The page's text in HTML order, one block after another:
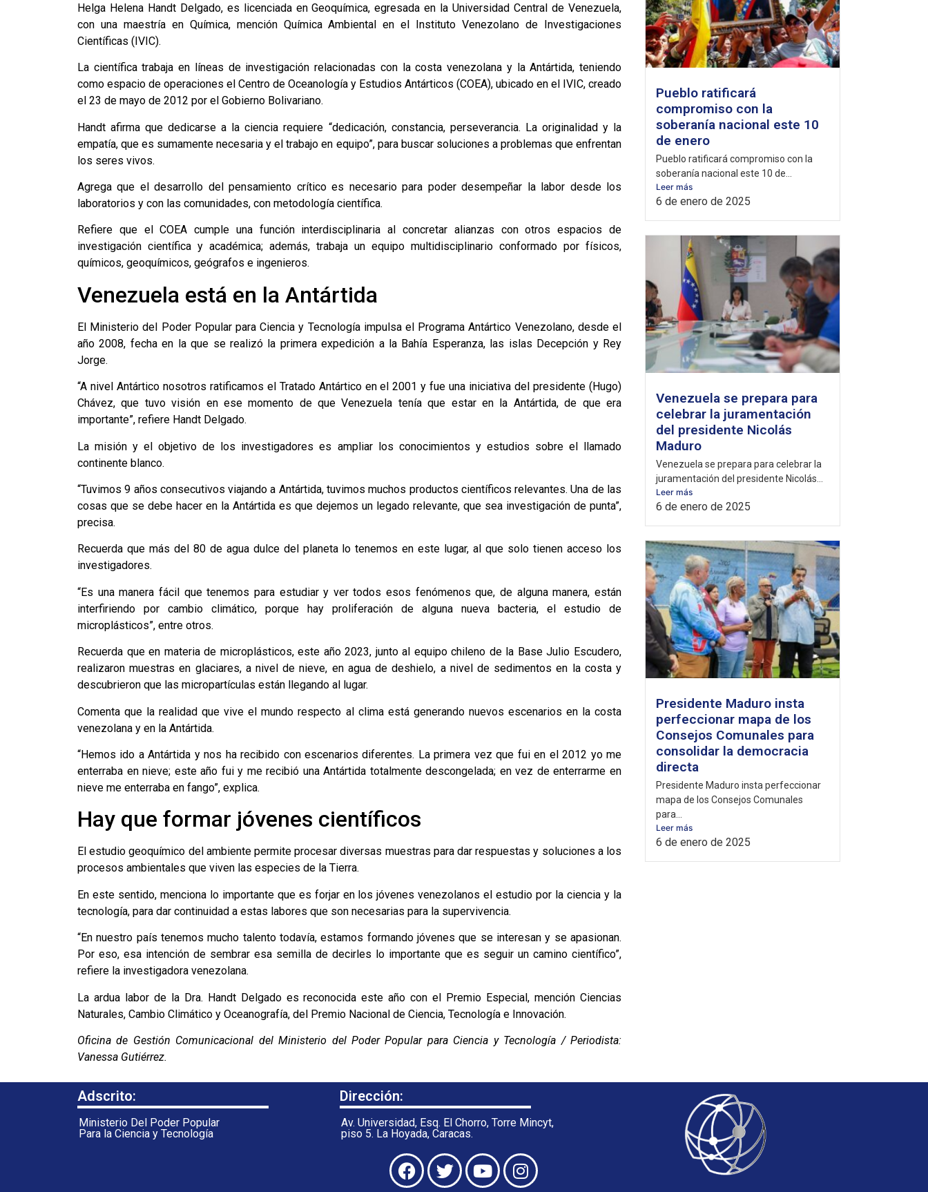
Helga Helena Handt Delgado, es licenciada en Geoquímica, egresada en la Universidad Central de Venezuela,
con una maestría en Química, mención Química Ambiental en el Instituto Venezolano de Investigaciones
Científicas (IVIC).
La científica trabaja en líneas de investigación relacionadas con la costa venezolana y la Antártida, teniendo
como espacio de operaciones el Centro de Oceanología y Estudios Antárticos (COEA), ubicado en el IVIC, creado
el 23 de mayo de 2012 por el Gobierno Bolivariano.
Handt afirma que dedicarse a la ciencia requiere “dedicación, constancia, perseverancia. La originalidad y la
empatía, que es sumamente necesaria y el trabajo en equipo”, para buscar soluciones a problemas que enfrentan
los seres vivos.
Agrega que el desarrollo del pensamiento crítico es necesario para poder desempeñar la labor desde los
laboratorios y con las comunidades, con metodología científica.
Refiere que el COEA cumple una función interdisciplinaria al concretar alianzas con otros espacios de
investigación científica y académica; además, trabaja un equipo multidisciplinario conformado por físicos,
químicos, geoquímicos, geógrafos e ingenieros.
Venezuela está en la Antártida
El Ministerio del Poder Popular para Ciencia y Tecnología impulsa el Programa Antártico Venezolano, desde el
año 2008, fecha en la que se realizó la primera expedición a la Bahía Esperanza, las islas Decepción y Rey
Jorge.
“A nivel Antártico nosotros ratificamos el Tratado Antártico en el 2001 y fue una iniciativa del presidente (Hugo)
Chávez, que tuvo visión en ese momento de que Venezuela tenía que estar en la Antártida, de que era
importante”, refiere Handt Delgado.
La misión y el objetivo de los investigadores es ampliar los conocimientos y estudios sobre el llamado
continente blanco.
“Tuvimos 9 años consecutivos viajando a Antártida, tuvimos muchos productos científicos relevantes. Una de las
cosas que se debe hacer en la Antártida es que dejemos un legado relevante, que sea investigación de punta”,
precisa.
Recuerda que más del 80 de agua dulce del planeta lo tenemos en este lugar, al que solo tienen acceso los
investigadores.
“Es una manera fácil que tenemos para estudiar y ver todos esos fenómenos que, de alguna manera, están
interfiriendo por cambio climático, porque hay proliferación de alguna nueva bacteria, el estudio de
microplásticos”, entre otros.
Recuerda que en materia de microplásticos, este año 2023, junto al equipo chileno de la Base Julio Escudero,
realizaron muestras en glaciares, a nivel de nieve, en agua de deshielo, a nivel de sedimentos en la costa y
descubrieron que las micropartículas están llegando al lugar.
Comenta que la realidad que vive el mundo respecto al clima está generando nuevos escenarios en la costa
venezolana y en la Antártida.
“Hemos ido a Antártida y nos ha recibido con escenarios diferentes. La primera vez que fui en el 2012 yo me
enterraba en nieve; este año fui y me recibió una Antártida totalmente descongelada; en vez de enterrarme en
nieve me enterraba en fango”, explica.
Hay que formar jóvenes científicos
El estudio geoquímico del ambiente permite procesar diversas muestras para dar respuestas y soluciones a los
procesos ambientales que viven las especies de la Tierra.
En este sentido, menciona lo importante que es forjar en los jóvenes venezolanos el estudio por la ciencia y la
tecnología, para dar continuidad a estas labores que son necesarias para la supervivencia.
“En nuestro país tenemos mucho talento todavía, estamos formando jóvenes que se interesan y se apasionan.
Por eso, esa intención de sembrar esa semilla de decirles lo importante que es seguir un camino científico”,
refiere la investigadora venezolana.
La ardua labor de la Dra. Handt Delgado es reconocida este año con el Premio Especial, mención Ciencias
Naturales, Cambio Climático y Oceanografía, del Premio Nacional de Ciencia, Tecnología e Innovación.
Oficina de Gestión Comunicacional del Ministerio del Poder Popular para Ciencia y Tecnología / Periodista:
Vanessa Gutiérrez.
Pueblo ratificará
compromiso con la
soberanía nacional este 10
de enero
Pueblo ratificará compromiso con la
soberanía nacional este 10 de...
Leer más
6 de enero de 2025
Venezuela se prepara para
celebrar la juramentación
del presidente Nicolás
Maduro
Venezuela se prepara para celebrar la
juramentación del presidente Nicolás...
Leer más
6 de enero de 2025
Presidente Maduro insta
perfeccionar mapa de los
Consejos Comunales para
consolidar la democracia
directa
Presidente Maduro insta perfeccionar
mapa de los Consejos Comunales
para...
Leer más
6 de enero de 2025
Adscrito:
Ministerio Del Poder Popular
Para la Ciencia y Tecnología
Dirección:
Av. Universidad, Esq. El Chorro, Torre Mincyt,
piso 5. La Hoyada, Caracas.